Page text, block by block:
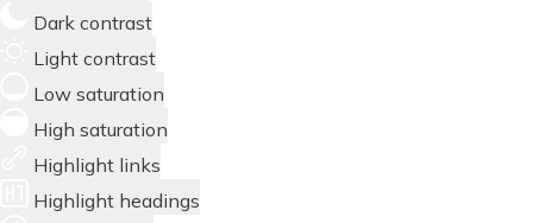
Dark contrast
Light contrast
Low saturation
High saturation
Highlight links
Highlight headings